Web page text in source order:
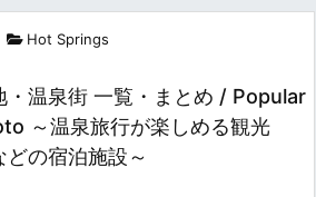
Hot Springs
・温泉街 一覧・まとめ / Popular
～温泉旅行が楽しめる観光
の宿泊施設～